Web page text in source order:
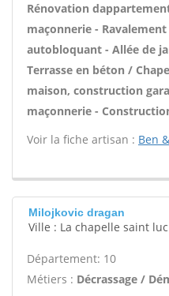
Rénovation
maçonnerie -
autobloquant - Allée de
Terrasse en béton /
maison, construction
maçonnerie -
Voir la fiche artisan : Ben
Milojkovic dragan
Ville : La chapelle saint luc
Département: 10
Métiers : Décrassage /